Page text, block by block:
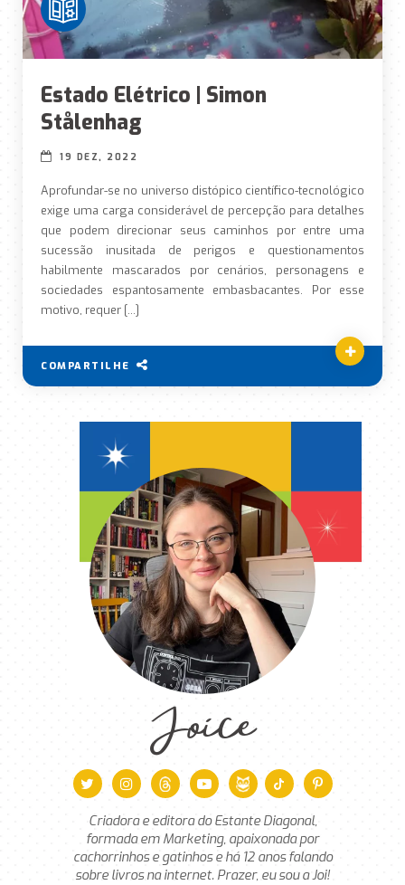
Estado Elétrico | Simon
Stålenhag
19 DEZ, 2022
Aprofundar-se no universo distópico científico-tecnológico
exige uma carga considerável de percepção para detalhes
que podem direcionar seus caminhos por entre uma
sucessão inusitada de perigos e questionamentos
habilmente mascarados por cenários, personagens e
sociedades espantosamente embasbacantes. Por esse
motivo, requer […]
COMPARTILHE
Joice
Criadora e editora do Estante Diagonal,
formada em Marketing, apaixonada por
cachorrinhos e gatinhos e há 12 anos falando
sobre livros na internet. Prazer, eu sou a Joi!